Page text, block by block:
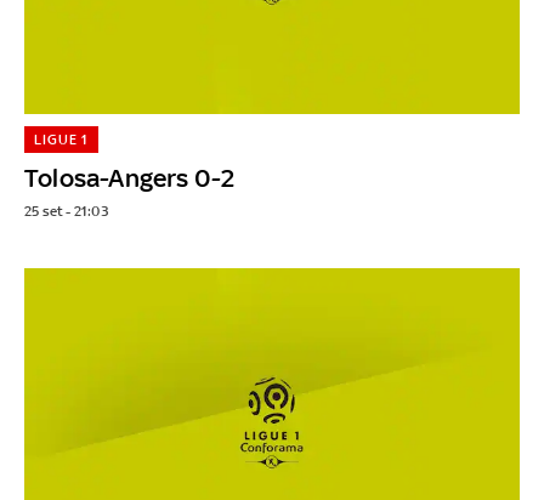
Tolosa-Angers 0-2
LIGUE 1
25 set - 21:03